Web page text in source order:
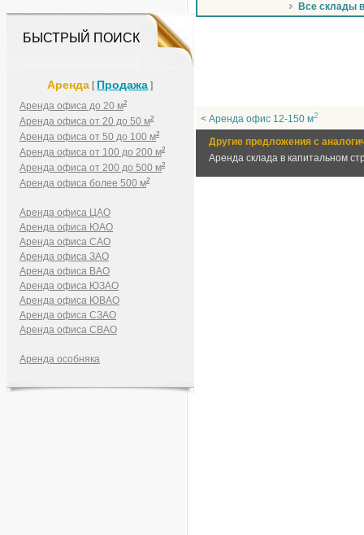
БЫСТРЫЙ ПОИСК
Аренда [ Продажа ]
Аренда офиса до 20 м2
Аренда офиса от 20 до 50 м2
Аренда офиса от 50 до 100 м2
Аренда офиса от 100 до 200 м2
Аренда офиса от 200 до 500 м2
Аренда офиса более 500 м2
Аренда офиса ЦАО
Аренда офиса ЮАО
Аренда офиса САО
Аренда офиса ЗАО
Аренда офиса ВАО
Аренда офиса ЮЗАО
Аренда офиса ЮВАО
Аренда офиса СЗАО
Аренда офиса СВАО
Аренда особняка
Все склады
< Аренда офис 12-150 м2
Другие предложения с
Аренда склада в капитальном